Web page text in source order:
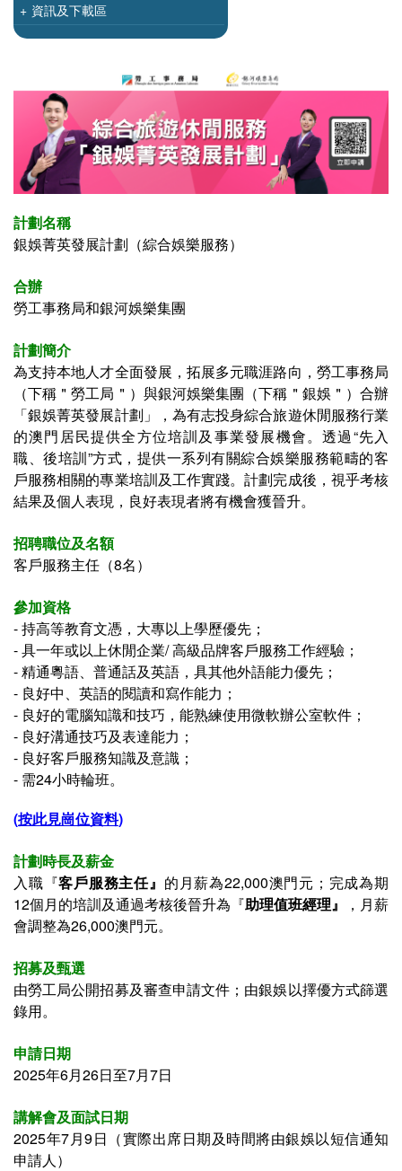
+ 資訊及下載區
計劃名稱
銀娛菁英發展計劃（綜合娛樂服務）
合辦
勞工事務局和銀河娛樂集團
計劃簡介
為支持本地人才全面發展，拓展多元職涯路向，勞工事務局
（下稱＂勞工局＂）與銀河娛樂集團（下稱＂銀娛＂）合辦
「銀娛菁英發展計劃」，為有志投身綜合旅遊休閒服務行業
的澳門居民提供全方位培訓及事業發展機會。透過“先入
職、後培訓”方式，提供一系列有關綜合娛樂服務範疇的客
戶服務相關的專業培訓及工作實踐。計劃完成後，視乎考核
結果及個人表現，良好表現者將有機會獲晉升。
招聘職位及名額
客戶服務主任（8名）
參加資格
-持高等教育文憑，大專以上學歷優先；
-具一年或以上休閒企業/ 高級品牌客戶服務工作經驗；
-精通粵語、普通話及英語，具其他外語能力優先；
- 良好中、英語的閱讀和寫作能力；
- 良好的電腦知識和技巧，能熟練使用微軟辦公室軟件；
- 良好溝通技巧及表達能力；
- 良好客戶服務知識及意識；
- 需24小時輪班。
(按此見崗位資料)
計劃時長及薪金
入職 『客戶服務主任』 的月薪為22,000澳門元 ； 完成為期
12個月的培訓及通過考核後晉升為 『助理值班經理』 ， 月薪
會調整為26,000澳門元。
招募及甄選
由勞工局公開招募及審查申請文件；由銀娛以擇優方式篩選
錄用。
申請日期
2025年6月26日至7月7日
講解會及面試日期
2025年7月9日（實際出席日期及時間將由銀娛以短信通知
申請人）